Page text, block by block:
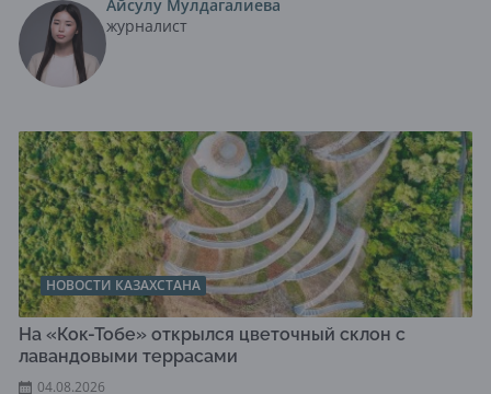
Айсулу Мулдагалиева
журналист
НОВОСТИ КАЗАХСТАНА
На «Кок-Тобе» открылся цветочный склон с
лавандовыми террасами
04.08.2026